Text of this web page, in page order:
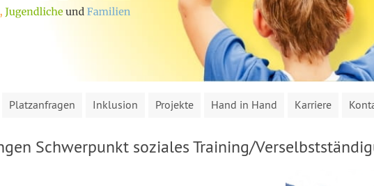
Platzanfragen Inklusion Projekte Hand in Hand Karriere
Schwerpunkt soziales Training/